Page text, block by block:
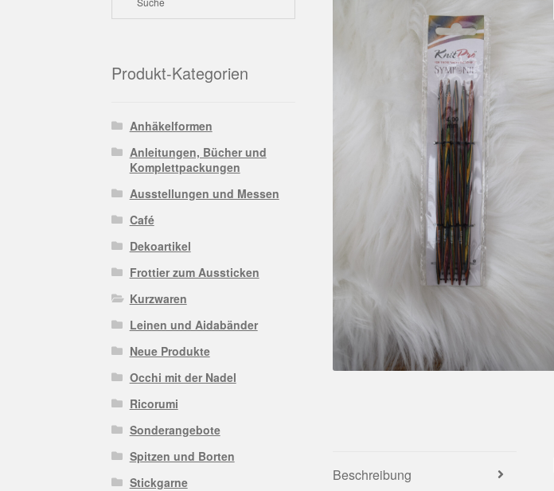
Beschreibung
Produkt-Kategorien
Anhäkelformen
Anleitungen, Bücher und
Komplettpackungen
Ausstellungen und Messen
Café
Dekoartikel
Frottier zum Aussticken
Kurzwaren
Leinen und Aidabänder
Neue Produkte
Occhi mit der Nadel
Ricorumi
Sonderangebote
Spitzen und Borten
Stickgarne